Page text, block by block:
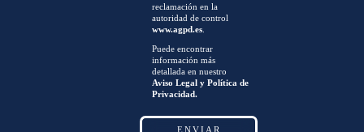
reclamación en la
autoridad de control
www.agpd.es
Puede encontrar
información más
detallada en nuestro
Aviso Legal y Política de
Privacidad.